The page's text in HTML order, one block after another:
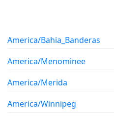
America/Bahia_Banderas
America/Menominee
America/Merida
America/Winnipeg